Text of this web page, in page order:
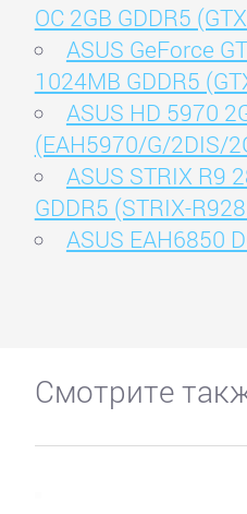
OC 2GB GDDR5
ASUS GeForce
1024MB GDDR5
ASUS HD 5970
(EAH5970/G/2DIS/
ASUS STRIX R9
GDDR5 (STRIX-
ASUS EAH6850
Смотрите